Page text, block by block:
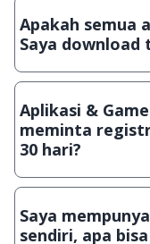
crack, patch atau
Apakah semua
Saya download
Ya, JalanTikus selalu
suatu aplikasi atau
terbebas dari virus.
Aplikasi &
meminta
30 hari?
Meskipun dibagikan
hanya bisa digunakan
Saya
sendiri, apa